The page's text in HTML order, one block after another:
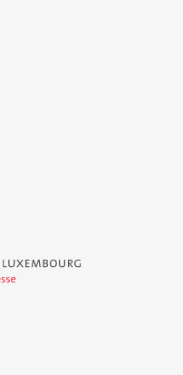
Luxembourg - Service